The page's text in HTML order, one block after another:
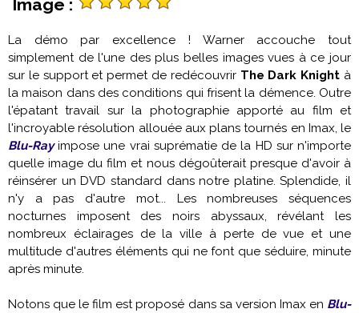
Image :
La démo par excellence ! Warner accouche tout
simplement de l'une des plus belles images vues à ce jour
sur le support et permet de redécouvrir The Dark Knight à
la maison dans des conditions qui frisent la démence. Outre
l'épatant travail sur la photographie apporté au film et
l'incroyable résolution allouée aux plans tournés en Imax, le
Blu-Rayimpose une vrai suprématie de la HD sur n'importe
quelle image du film et nous dégoûterait presque d'avoir à
réinsérer un DVD standard dans notre platine. Splendide, il
n'y a pas d'autre mot... Les nombreuses séquences
nocturnes imposent des noirs abyssaux, révélant les
nombreux éclairages de la ville à perte de vue et une
multitude d'autres éléments qui ne font que séduire, minute
après minute.
Notons que le film est proposé dans sa version Imax en Blu-